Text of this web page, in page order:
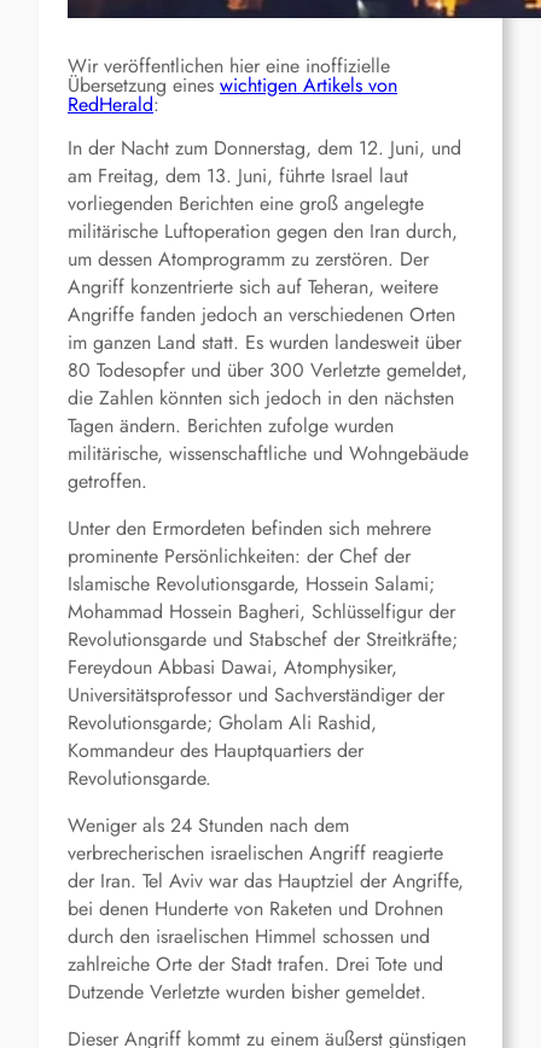
Wir veröffentlichen hier eine inoffizielle
Übersetzung eines wichtigen Artikels von
RedHerald:
In der Nacht zum Donnerstag, dem 12. Juni, und
am Freitag, dem 13. Juni, führte Israel laut
vorliegenden Berichten eine groß angelegte
militärische Luftoperation gegen den Iran durch,
um dessen Atomprogramm zu zerstören. Der
Angriff konzentrierte sich auf Teheran, weitere
Angriffe fanden jedoch an verschiedenen Orten
im ganzen Land statt. Es wurden landesweit über
80 Todesopfer und über 300 Verletzte gemeldet,
die Zahlen könnten sich jedoch in den nächsten
Tagen ändern. Berichten zufolge wurden
militärische, wissenschaftliche und Wohngebäude
getroffen.
Unter den Ermordeten befinden sich mehrere
prominente Persönlichkeiten: der Chef der
Islamische Revolutionsgarde, Hossein Salami;
Mohammad Hossein Bagheri, Schlüsselfigur der
Revolutionsgarde und Stabschef der Streitkräfte;
Fereydoun Abbasi Dawai, Atomphysiker,
Universitätsprofessor und Sachverständiger der
Revolutionsgarde; Gholam Ali Rashid,
Kommandeur des Hauptquartiers der
Revolutionsgarde.
Weniger als 24 Stunden nach dem
verbrecherischen israelischen Angriff reagierte
der Iran. Tel Aviv war das Hauptziel der Angriffe,
bei denen Hunderte von Raketen und Drohnen
durch den israelischen Himmel schossen und
zahlreiche Orte der Stadt trafen. Drei Tote und
Dutzende Verletzte wurden bisher gemeldet.
Dieser Angriff kommt zu einem äußerst günstigen